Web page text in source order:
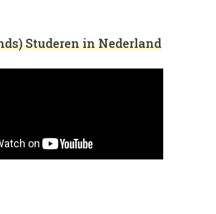
Studeren in Nederland